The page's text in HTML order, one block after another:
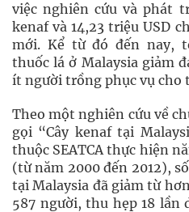
việc nghiên cứu và phát
kenaf và 14,23 triệu USD
mới. Kể từ đó đến nay,
thuốc lá ở Malaysia giảm
ít người trồng phục vụ cho
Theo một nghiên cứu về
gọi “Cây kenaf tại
thuộc SEATCA thực hiện
(từ năm 2000 đến 2012),
tại Malaysia đã giảm từ
587 người, thu hẹp 18